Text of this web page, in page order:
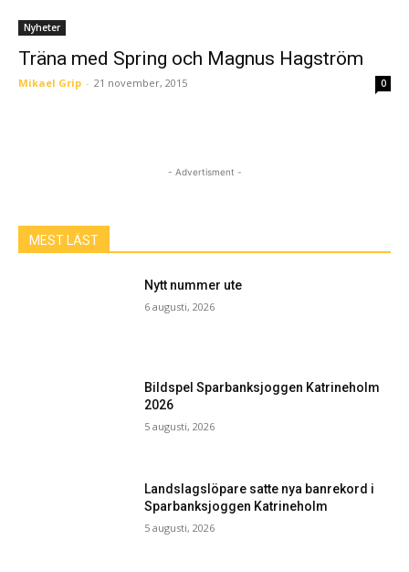
Nyheter
Träna med Spring och Magnus Hagström
Mikael Grip - 21 november, 2015 0
- Advertisment -
MEST LÄST
Nytt nummer ute
6 augusti, 2026
Bildspel Sparbanksjoggen Katrineholm
2026
5 augusti, 2026
Landslagslöpare satte nya banrekord i
Sparbanksjoggen Katrineholm
5 augusti, 2026